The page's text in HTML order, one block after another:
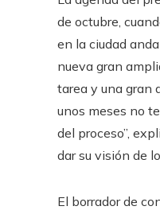
de octubre,
en la ciudad
nueva gran
tarea y una gran
unos meses no
del proceso”,
dar su visión de
El borrador de